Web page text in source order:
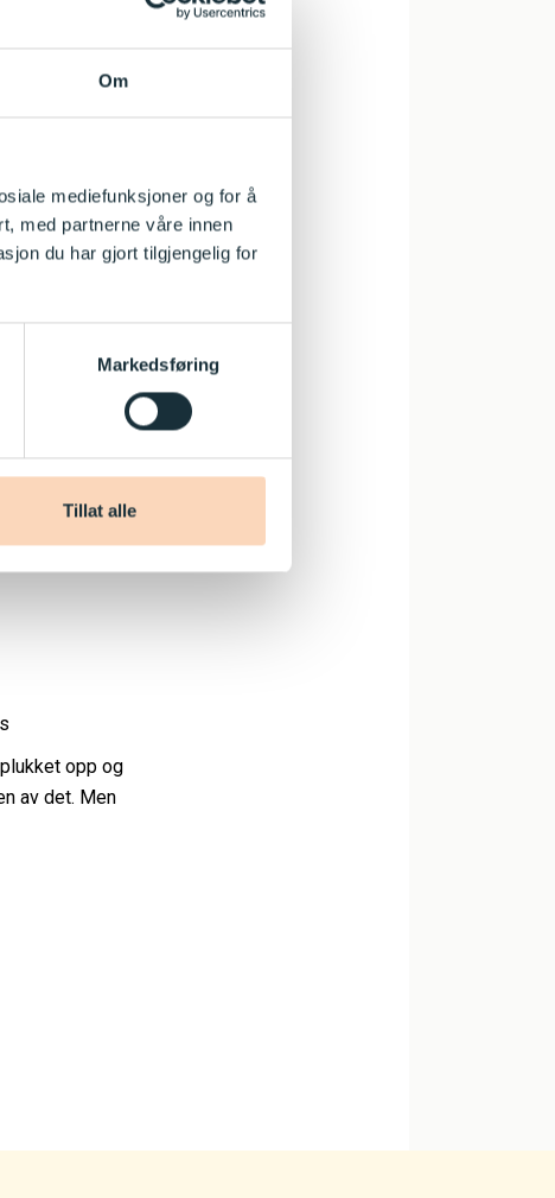
Om
mediefunksjoner og for å
med partnerne våre innen
du har gjort tilgjengelig for
Markedsføring
Tillat alle
få fukt i
voksne
opp og
av det. Men